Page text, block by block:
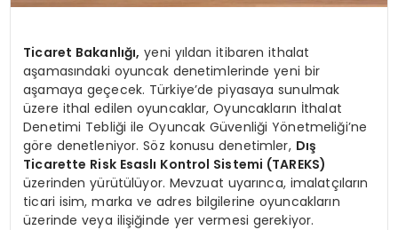
Ticaret Bakanlığı, yeni yıldan itibaren ithalat
aşamasındaki oyuncak denetimlerinde yeni bir
aşamaya geçecek. Türkiye’de piyasaya sunulmak
üzere ithal edilen oyuncaklar, Oyuncakların İthalat
Denetimi Tebliği ile Oyuncak Güvenliği Yönetmeliği’ne
göre denetleniyor. Söz konusu denetimler, Dış
Ticarette Risk Esaslı Kontrol Sistemi (TAREKS)
üzerinden yürütülüyor. Mevzuat uyarınca, imalatçıların
ticari isim, marka ve adres bilgilerine oyuncakların
üzerinde veya ilişiğinde yer vermesi gerekiyor.